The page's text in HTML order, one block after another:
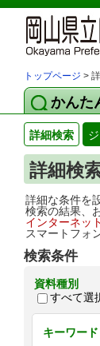
トップページ >
かんた
詳細検索
詳細検
詳細な条件を
検索の結果、
インターネッ
スマートフォ
検索条件
資料種別
すべて選
キーワード